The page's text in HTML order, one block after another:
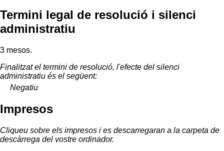
Termini legal de resolució i silenci
administratiu
3 mesos.
Finalitzat el termini de resolució, l'efecte del silenci
administratiu és el següent:
Negatiu
Impresos
Cliqueu sobre els impresos i es descarregaran a la carpeta de
descàrrega del vostre ordinador.